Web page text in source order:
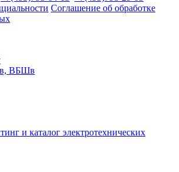
Соглашение об обработке
ВБШв